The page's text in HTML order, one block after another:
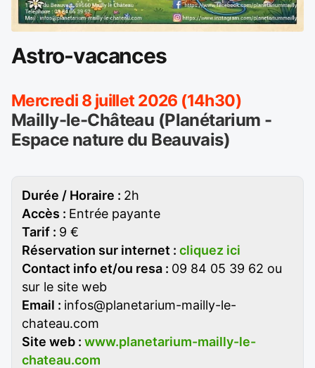
Astro-vacances
Mercredi 8 juillet 2026 (14h30)
Mailly-le-Château (Planétarium -
Espace nature du Beauvais)
Durée / Horaire : 2h
Accès : Entrée payante
Tarif : 9 €
Réservation sur internet : cliquez ici
Contact info et/ou resa : 09 84 05 39 62 ou
sur le site web
Email : infos@planetarium-mailly-le-
chateau.com
Site web : www.planetarium-mailly-le-
chateau.com